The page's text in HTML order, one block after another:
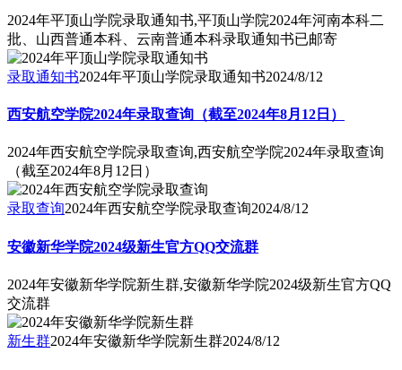
2024年平顶山学院录取通知书,平顶山学院2024年河南本科二
批、山西普通本科、云南普通本科录取通知书已邮寄
录取通知书2024年平顶山学院录取通知书2024/8/12
西安航空学院2024年录取查询（截至2024年8月12日）
2024年西安航空学院录取查询,西安航空学院2024年录取查询
（截至2024年8月12日）
录取查询2024年西安航空学院录取查询2024/8/12
安徽新华学院2024级新生官方QQ交流群
2024年安徽新华学院新生群,安徽新华学院2024级新生官方QQ
交流群
新生群2024年安徽新华学院新生群2024/8/12